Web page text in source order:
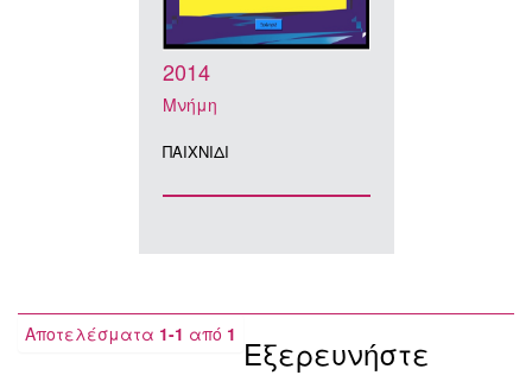
2014
Μνήμη
ΠΑΙΧΝΙΔΙ
Αποτελέσματα 1-1 από 1 Εξερευνήστε